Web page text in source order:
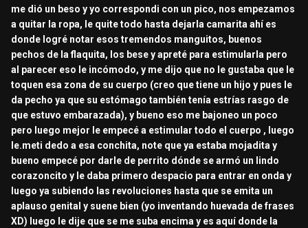
me dió un beso y yo correspondi con un pico, nos empezamos
a quitar la ropa, le quite todo hasta dejarla camarita ahí es
donde logré notar esos tremendos manguitos, buenos
pechos de la flaquita, los bese y apreté para estimularla pero
al parecer eso le incómodo, y me dijo que no le gustaba que le
toquen esa zona de su cuerpo (creo que tiene un hijo y pues le
da pecho ya que su estómago también tenía estrías rasgo de
que estuvo embarazada), y bueno eso me bajoneo un poco
pero luego mejor le empecé a estimular todo el cuerpo , luego
le.meti dedo a esa conchita, note que ya estaba mojadita y
bueno empecé por darle de perrito dónde se armó un lindo
corazoncito y le daba primero despacio para entrar en onda y
luego ya subiendo las revoluciones hasta que se emita un
aplauso genital y suene bien (yo inventando huevada de frases
XD) luego le dije que se me suba encima y es aquí donde la